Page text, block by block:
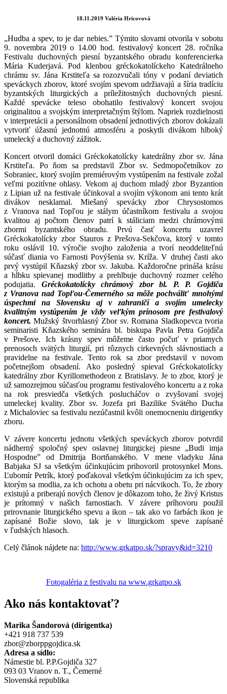
18.11.2019 Valéria Hricovová
„Hudba a spev, to je dar nebies.” Týmito slovami otvorila v sobotu
9. novembra 2019 o 14.00 hod. festivalový koncert 28. ročníka
Festivalu duchovných piesní byzantského obradu konferencierka
Mária Kuderjavá. Pod klenbou gréckokatolíckeho Katedrálneho
chrámu sv. Jána Krstiteľa sa rozozvučali tóny v podaní deviatich
speváckych zborov, ktoré svojím spevom udržiavajú a šíria tradíciu
byzantských liturgických a príležitostných duchovných piesní.
Každé spevácke teleso obohatilo festivalový koncert svojou
originalitou a svojským interpretačným štýlom. Napriek rozdielnosti
v interpretácii a personálnom obsadení jednotlivých zborov dokázali
vytvoriť úžasnú jednotnú atmosféru a poskytli divákom hlboký
umelecký a duchovný zážitok.
Koncert otvoril domáci Gréckokatolícky katedrálny zbor sv. Jána
Krstiteľa. Po ňom sa predstavil Zbor sv. Sedmopočetníkov zo
Sobraniec, ktorý svojím premiérovým vystúpením na festivale zožal
veľmi pozitívne ohlasy. Vekom aj duchom mladý zbor Byzantion
z Lipian už na festivale účinkoval a svojím výkonom ani tento krát
divákov nesklamal. Miešaný spevácky zbor Chrysostomos
z Vranova nad Topľou je stálym účastníkom festivalu a svojou
kvalitou aj počtom členov patrí k stáliciam medzi chrámovými
zbormi byzantského obradu. Prvú časť koncertu uzavrel
Gréckokatolícky zbor Stauros z Prešova-Sekčova, ktorý v tomto
roku oslávil 10. výročie svojho založenia a tvorí neoddeliteľnú
súčasť diania vo Farnosti Povýšenia sv. Kríža. V druhej časti ako
prvý vystúpil Kňazský zbor sv. Jakuba. Každoročne prináša krásu
a hĺbku spievanej modlitby a prehlbuje duchovný rozmer celého
podujatia. Gréckokatolícky chrámový zbor bl. P. P. Gojdiča
z Vranova nad Topľou-Čemerného sa môže pochváliť mnohými
úspechmi na Slovensku aj v zahraničí a svojím umelecky
kvalitným vystúpením je vždy veľkým prínosom pre festivalový
koncert. Mužský štvorhlasný Zbor sv. Romana Sladkopevca tvoria
seminaristi Kňazského seminára bl. biskupa Pavla Petra Gojdiča
v Prešove. Ich krásny spev môžeme často počuť v priamych
prenosoch svätých liturgií, pri rôznych cirkevných slávnostiach a
pravidelne na festivale. Tento rok sa zbor predstavil v novom
početnejšom obsadení. Ako posledný spieval Gréckokatolícky
katedrálny zbor Kyrillomethodeon z Bratislavy. Je to zbor, ktorý je
už samozrejmou súčasťou programu festivalového koncertu a z roka
na rok presviedča všetkých poslucháčov o zvyšovaní svojej
umeleckej kvality. Zbor sv. Jozefa pri Bazilike Svätého Ducha
z Michaloviec sa festivalu nezúčastnil kvôli onemocneniu dirigentky
zboru.
V závere koncertu jednotu všetkých speváckych zborov potvrdil
nádherný spoločný spev oslavnej liturgickej piesne „Budi imja
Hospodne” od Dmitrija Bortňanského. V mene vladyku Jána
Babjaka SJ sa všetkým účinkujúcim prihovoril protosynkel Mons.
Ľubomír Petrík, ktorý poďakoval všetkým účinkujúcim za ich spev,
ktorým sa modlia, za ich ochotu a obetu pri nácvikoch. To, že zbory
existujú a priberajú nových členov je dôkazom toho, že živý Kristus
je prítomný v našich farnostiach. V závere príhovoru použil
prirovnanie liturgického spevu a ikon – tak ako vo farbách ikon je
zapísané Božie slovo, tak je v liturgickom speve zapísané
v ľudských hlasoch.
Celý článok nájdete na: http://www.grkatpo.sk/?spravy&id=3210
Fotogaléria z festivalu na www.grkatpo.sk
Ako nás kontaktovať?
Marika Šandorová (dirigentka)
+421 918 737 539
zbor@zborppgojdica.sk
Adresa a sídlo:
Námestie bl. P.P.Gojdiča 327
093 03 Vranov n. T., Čemerné
Slovenská republika